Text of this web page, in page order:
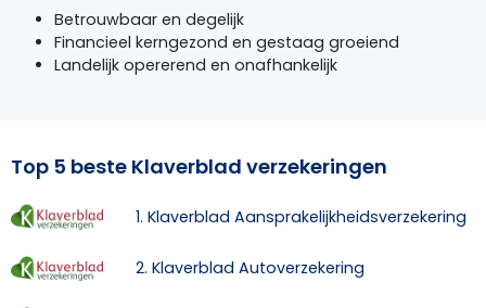
Betrouwbaar en degelijk
Financieel kerngezond en gestaag groeiend
Landelijk opererend en onafhankelijk
Top 5 beste Klaverblad verzekeringen
1. Klaverblad Aansprakelijkheidsverzekering
2. Klaverblad Autoverzekering